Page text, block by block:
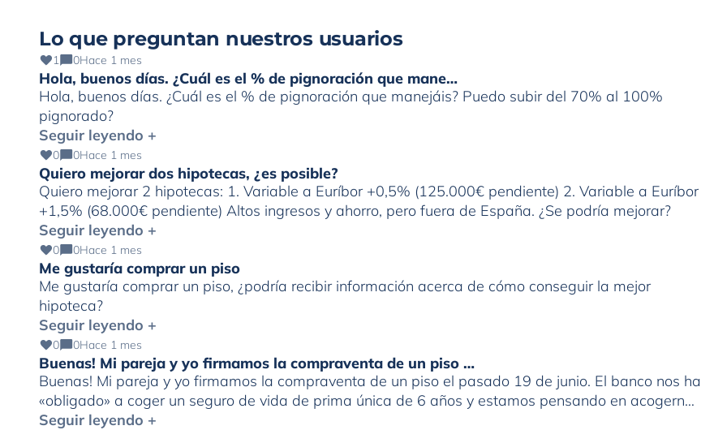
Lo que preguntan nuestros usuarios
1 0Hace 1 mes
Hola, buenos días. ¿Cuál es el % de pignoración que mane…
Hola, buenos días. ¿Cuál es el % de pignoración que manejáis? Puedo subir del 70% al 100%
pignorado?
Seguir leyendo +
0 0Hace 1 mes
Quiero mejorar dos hipotecas, ¿es posible?
Quiero mejorar 2 hipotecas: 1. Variable a Euríbor +0,5% (125.000€ pendiente) 2. Variable a Euríbor
+1,5% (68.000€ pendiente) Altos ingresos y ahorro, pero fuera de España. ¿Se podría mejorar?
Seguir leyendo +
0 0Hace 1 mes
Me gustaría comprar un piso
Me gustaría comprar un piso, ¿podría recibir información acerca de cómo conseguir la mejor
hipoteca?
Seguir leyendo +
0 0Hace 1 mes
Buenas! Mi pareja y yo firmamos la compraventa de un piso …
Buenas! Mi pareja y yo firmamos la compraventa de un piso el pasado 19 de junio. El banco nos ha
«obligado» a coger un seguro de vida de prima única de 6 años y estamos pensando en acogernos
al derecho de desistimiento antes de los 30 días. Que represalias podríamos tener en el futuro con
Seguir leyendo +